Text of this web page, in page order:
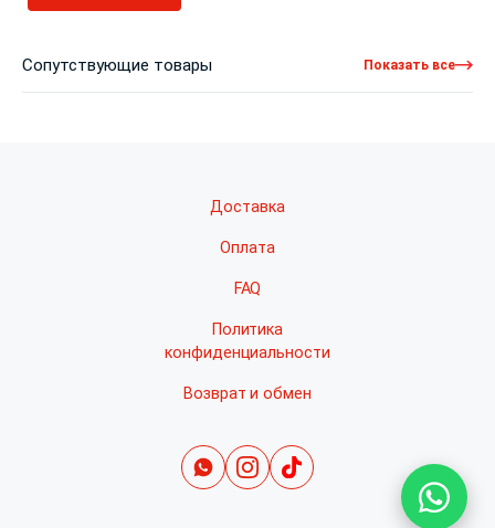
Сопутствующие товары Показать все
Доставка
Оплата
FAQ
Политика
конфиденциальности
Возврат и обмен